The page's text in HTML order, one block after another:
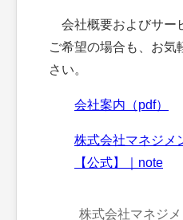
会社概要およびサー
ご希望の場合も、お気
さい。
会社案内（pdf）
株式会社マネジメ
【公式】｜note
株式会社マネジ